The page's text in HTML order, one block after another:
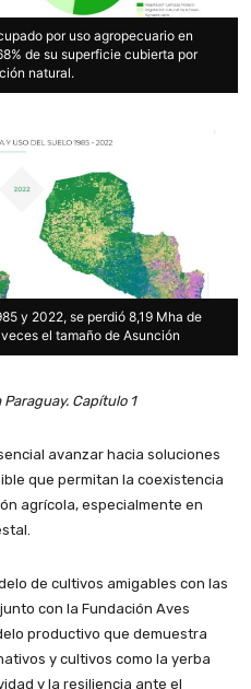
por uso agropecuario en
de su superficie cubierta por
natural.
y 2022, se perdió 8,19 Mha de
el tamaño de Asunción
Capítulo 1
avanzar hacia soluciones
que permitan la coexistencia
agrícola, especialmente en
de cultivos amigables con las
con la Fundación Aves
productivo que demuestra
y cultivos como la yerba
y la resiliencia ante el